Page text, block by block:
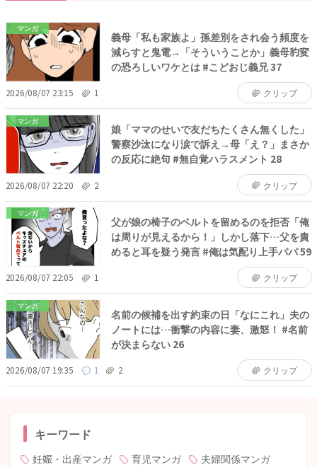
マンガ
義母「私も家族よ」孫差別をされ会う頻度を
減らすと鬼電→「そういうことか」義母豹変
の恐ろしいワケとは #こどおじ義兄 37
2026/08/07 23:15 1 クリップ
マンガ
娘「ママのせいで友だちたくさん無くした」
警察沙汰になり涙で訴え→母「え？」まさか
の反応に絶句 #無自覚ハラスメント 28
2026/08/07 22:20 2 クリップ
マンガ
父が娘の椅子のベルトを留めるのを拒否「俺
は周りが見えるから！」しかし落下…父を責
めると耳を疑う発言 #俺は気配り上手パパ 59
2026/08/07 22:05 1 クリップ
マンガ
名前の候補を出す約束の日「なにこれ」夫の
ノートには…衝撃の内容に妻、激怒！ #名前
が決まらない 26
2026/08/07 19:35 1 2 クリップ
キーワード
妊娠・出産マンガ 育児マンガ
夫婦関係マンガ